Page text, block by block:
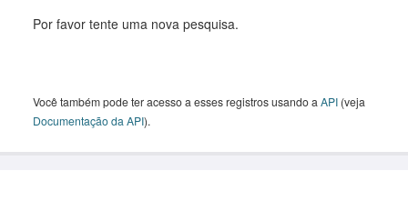
Por favor tente uma nova pesquisa.
Você também pode ter acesso a esses registros usando a API (veja
Documentação da API).